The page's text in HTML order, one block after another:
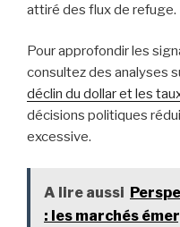
attiré des flux de refuge.
Pour approfondir les
consultez des analyses
déclin du dollar et les
décisions politiques
excessive.
A lire aussi
: les marchés